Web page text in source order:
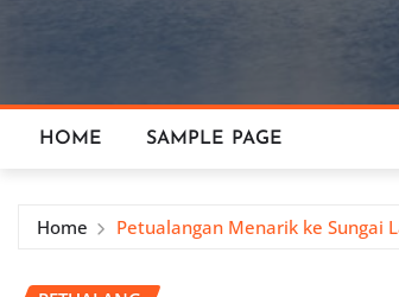
HOME SAMPLE PAGE
Home Petualangan Menarik ke Sungai